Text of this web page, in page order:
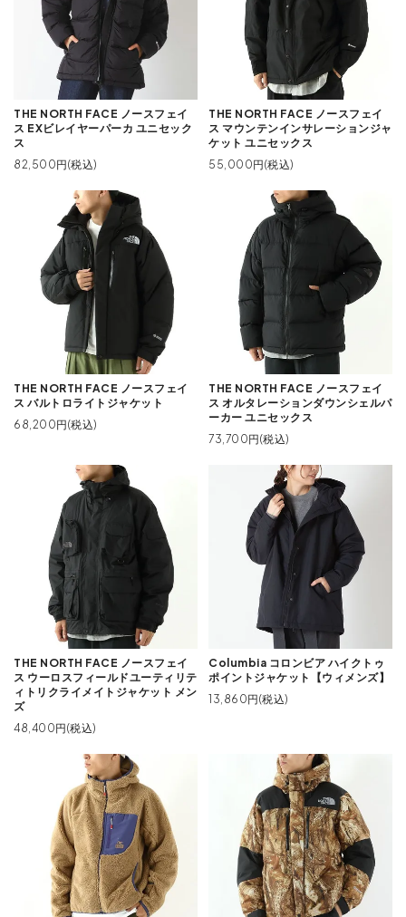
THE NORTH FACE ノースフェイ
ス EXビレイヤーパーカ ユニセック
ス
82,500円(税込)
THE NORTH FACE ノースフェイ
ス マウンテンインサレーションジャ
ケット ユニセックス
55,000円(税込)
THE NORTH FACE ノースフェイ
ス バルトロライトジャケット
68,200円(税込)
THE NORTH FACE ノースフェイ
ス オルタレーションダウンシェルパ
ーカー ユニセックス
73,700円(税込)
THE NORTH FACE ノースフェイ
ス ウーロスフィールドユーティリテ
ィトリクライメイトジャケット メン
ズ
48,400円(税込)
Columbia コロンビア ハイクトゥ
ポイントジャケット【ウィメンズ】
13,860円(税込)